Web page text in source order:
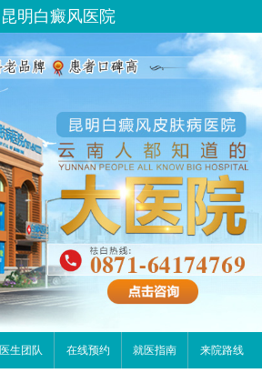
昆明白癜风医院
医生团队 在线预约 就医指南 来院路线